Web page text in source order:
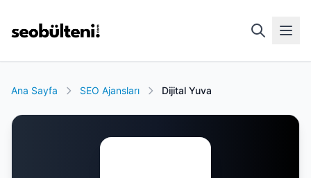
Ana Sayfa SEO Ajansları Dijital Yuva